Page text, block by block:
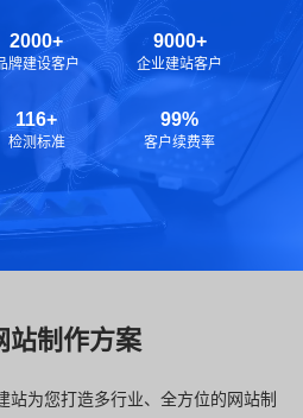
2000+
牌建设客户
9000+
企业建站客户
116+
检测标准
99%
客户续费率
站制作方案
站为您打造多行业、全方位的网站制